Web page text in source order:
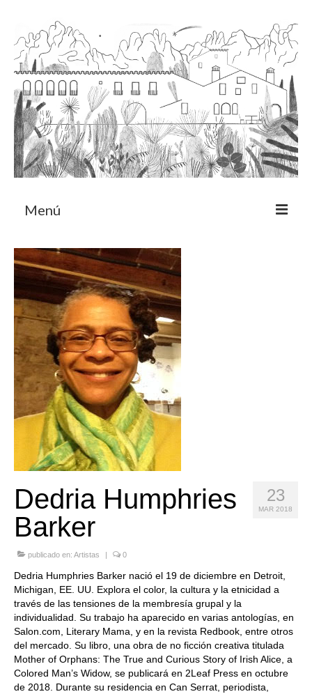
Menú
Acerca
Programa de residencia
CRUCERO
Quedate con nosotras
Archivo
Contacto
Idioma:
23
MAR 2018
Dedria Humphries
Barker
publicado en: Artistas | 0
Dedria Humphries Barker nació el 19 de diciembre en Detroit,
Michigan, EE. UU. Explora el color, la cultura y la etnicidad a
través de las tensiones de la membresía grupal y la
individualidad. Su trabajo ha aparecido en varias antologías, en
Salon.com, Literary Mama, y en la revista Redbook, entre otros
del mercado. Su libro, una obra de no ficción creativa titulada
Mother of Orphans: The True and Curious Story of Irish Alice, a
Colored Man’s Widow, se publicará en 2Leaf Press en octubre
de 2018. Durante su residencia en Can Serrat, periodista,